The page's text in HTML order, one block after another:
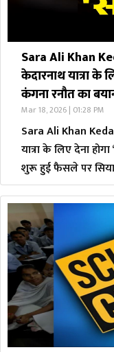
Sara Ali Khan
केदारनाथ यात्रा के
कंगना रनौत का
Mar 18, 2026 | 01:28 PM
Sara Ali Khan
यात्रा के लिए देना
शुरू हुई फैसले पर